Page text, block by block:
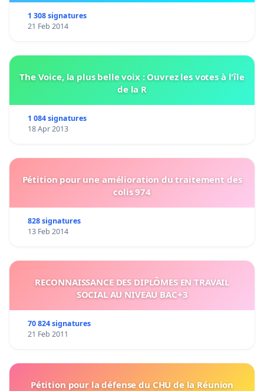
1 308 signatures
21 Feb 2014
The Voice, la plus belle voix : Ouvrez les votes à l'île
de la R
1 084 signatures
18 Apr 2013
Pétition pour une amélioration du traitement des
colis 974
828 signatures
13 Feb 2014
RECONNAISSANCE DES DIPLÔMES EN TRAVAIL
SOCIAL AU NIVEAU BAC+3
70 824 signatures
21 Feb 2011
Pétition pour la défense du CHU de la Réunion